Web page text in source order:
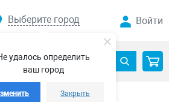
удалось определить
ваш город
Закрыть
Выберите город Войти